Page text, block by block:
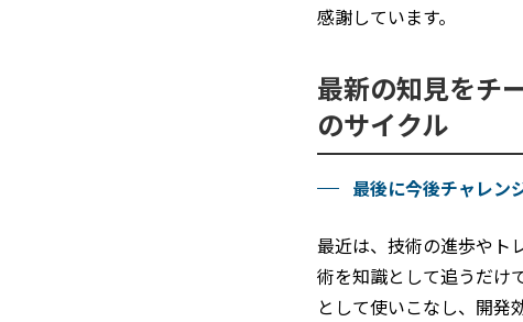
感謝しています。
最新の知見をチ
のサイクル
最後に今後チャレン
最近は、技術の進歩やト
術を知識として追うだけ
として使いこなし、開発